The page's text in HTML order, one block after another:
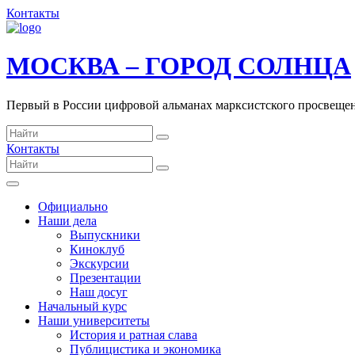
Контакты
МОСКВА – ГОРОД СОЛНЦА
Первый в России цифровой альманах марксистского
Контакты
Официально
Наши дела
Выпускники
Киноклуб
Экскурсии
Презентации
Наш досуг
Начальный курс
Наши университеты
История и ратная слава
Публицистика и экономика